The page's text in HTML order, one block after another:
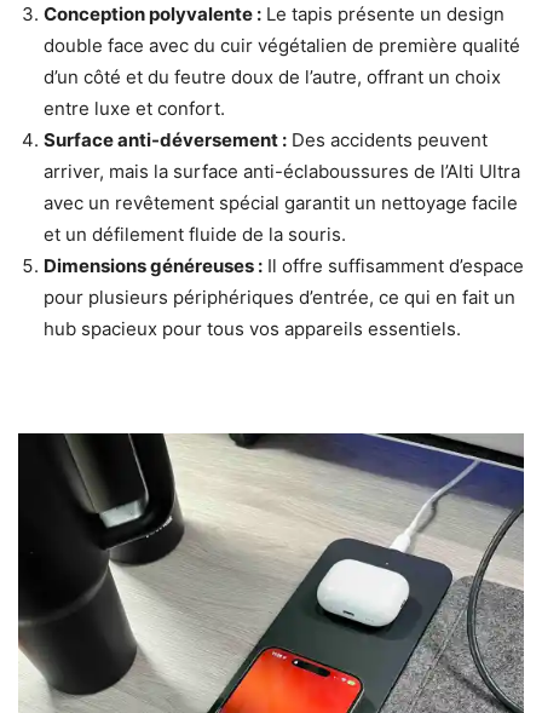
Conception polyvalente : Le tapis présente un design
double face avec du cuir végétalien de première qualité
d’un côté et du feutre doux de l’autre, offrant un choix
entre luxe et confort.
Surface anti-déversement : Des accidents peuvent
arriver, mais la surface anti-éclaboussures de l’Alti Ultra
avec un revêtement spécial garantit un nettoyage facile
et un défilement fluide de la souris.
Dimensions généreuses : Il offre suffisamment d’espace
pour plusieurs périphériques d’entrée, ce qui en fait un
hub spacieux pour tous vos appareils essentiels.